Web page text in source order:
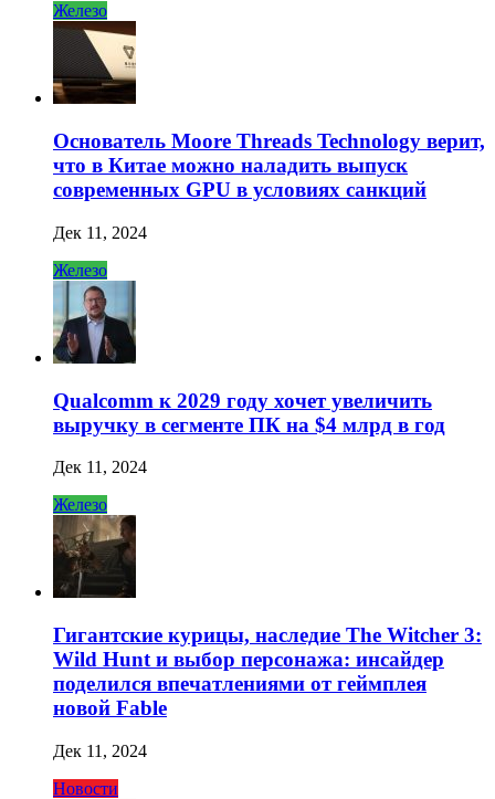
Железо
Основатель Moore Threads Technology верит,
что в Китае можно наладить выпуск
современных GPU в условиях санкций
Дек 11, 2024
Железо
Qualcomm к 2029 году хочет увеличить
выручку в сегменте ПК на $4 млрд в год
Дек 11, 2024
Железо
Гигантские курицы, наследие The Witcher 3:
Wild Hunt и выбор персонажа: инсайдер
поделился впечатлениями от геймплея
новой Fable
Дек 11, 2024
Новости